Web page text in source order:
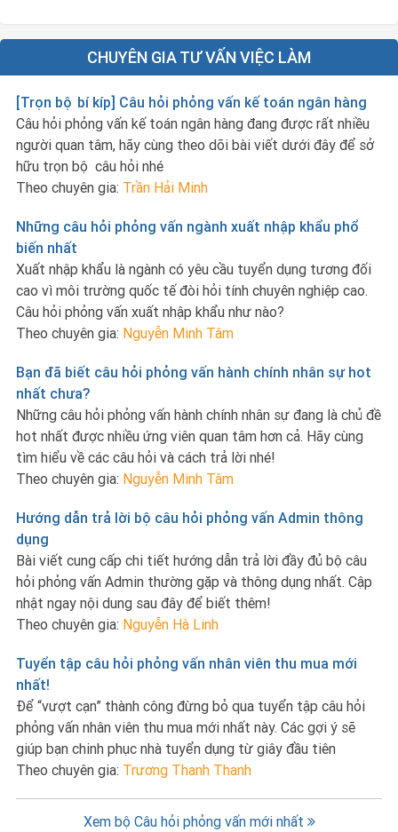
CHUYÊN GIA TƯ VẤN VIỆC LÀM
[Trọn bộ bí kíp] Câu hỏi phỏng vấn kế toán ngân hàng
Câu hỏi phỏng vấn kế toán ngân hàng đang được rất nhiều
người quan tâm, hãy cùng theo dõi bài viết dưới đây để sở
hữu trọn bộ câu hỏi nhé
Theo chuyên gia: Trần Hải Minh
Những câu hỏi phỏng vấn ngành xuất nhập khẩu phổ
biến nhất
Xuất nhập khẩu là ngành có yêu cầu tuyển dụng tương đối
cao vì môi trường quốc tế đòi hỏi tính chuyên nghiệp cao.
Câu hỏi phỏng vấn xuất nhập khẩu như nào?
Theo chuyên gia: Nguyễn Minh Tâm
Bạn đã biết câu hỏi phỏng vấn hành chính nhân sự hot
nhất chưa?
Những câu hỏi phỏng vấn hành chính nhân sự đang là chủ đề
hot nhất được nhiều ứng viên quan tâm hơn cả. Hãy cùng
tìm hiểu về các câu hỏi và cách trả lời nhé!
Theo chuyên gia: Nguyễn Minh Tâm
Hướng dẫn trả lời bộ câu hỏi phỏng vấn Admin thông
dụng
Bài viết cung cấp chi tiết hướng dẫn trả lời đầy đủ bộ câu
hỏi phỏng vấn Admin thường gặp và thông dụng nhất. Cập
nhật ngay nội dung sau đây để biết thêm!
Theo chuyên gia: Nguyễn Hà Linh
Tuyển tập câu hỏi phỏng vấn nhân viên thu mua mới
nhất!
Để “vượt cạn” thành công đừng bỏ qua tuyển tập câu hỏi
phỏng vấn nhân viên thu mua mới nhất này. Các gợi ý sẽ
giúp bạn chinh phục nhà tuyển dụng từ giây đầu tiên
Theo chuyên gia: Trương Thanh Thanh
Xem bộ Câu hỏi phỏng vấn mới nhất